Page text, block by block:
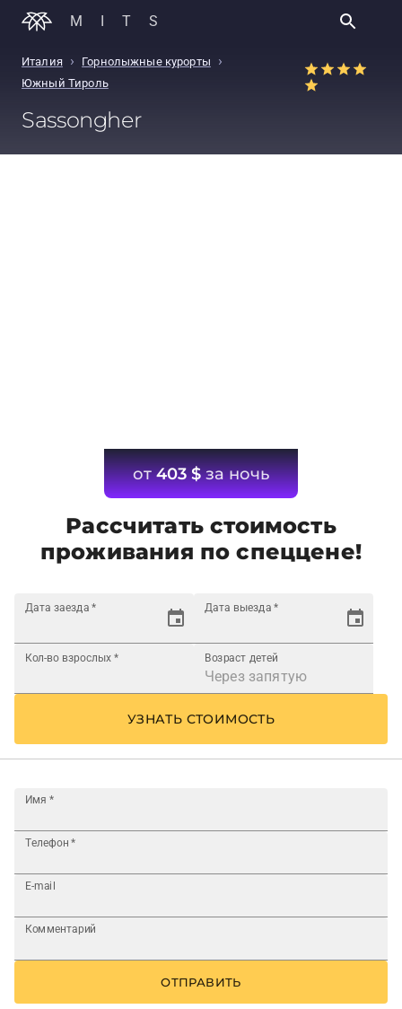
MITS
Италия › Горнолыжные курорты ›
Южный Тироль
Sassongher
от403 $за ночь
Рассчитать стоимость
проживания по спеццене!
Дата заезда * Дата выезда *
Кол-во взрослых * Возраст детей
УЗНАТЬ СТОИМОСТЬ
Имя *
Телефон *
E-mail
Комментарий
ОТПРАВИТЬ